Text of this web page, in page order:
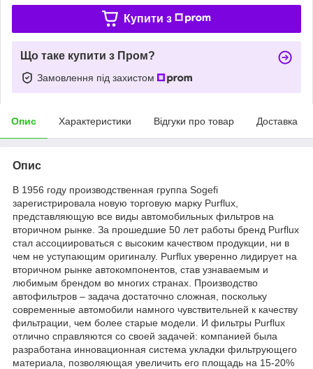
Купити з
Що таке купити з Пром?
Замовлення під захистом
Опис Характеристики Відгуки про товар Доставка
Опис
В 1956 году производственная группа Sogefi
зарегистрировала новую торговую марку Purflux,
представляющую все виды автомобильных фильтров на
вторичном рынке. За прошедшие 50 лет работы бренд Purflux
стал ассоциироваться с высоким качеством продукции, ни в
чем не уступающим оригиналу. Purflux уверенно лидирует на
вторичном рынке автокомпонентов, став узнаваемым и
любимым брендом во многих странах. Производство
автофильтров – задача достаточно сложная, поскольку
современные автомобили намного чувствительней к качеству
фильтрации, чем более старые модели. И фильтры Purflux
отлично справляются со своей задачей: компанией была
разработана инновационная система укладки фильтрующего
материала, позволяющая увеличить его площадь на 15-20%